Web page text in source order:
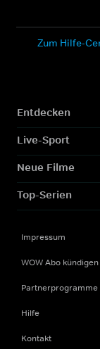
Zum Hilfe-
Entdecken
Live-Sport
Neue Filme
Top-Serien
Impressum
WOW Abo kündigen
Partnerprogramme
Hilfe
Kontakt